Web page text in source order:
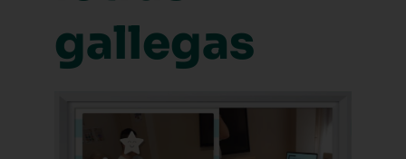
gallegas